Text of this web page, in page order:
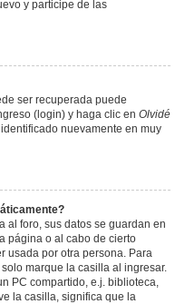
y participe de las
ser recuperada puede
(login) y haga clic en Olvidé
nuevamente en muy
al foro, sus datos se guardan en
página o al cabo de cierto
usada por otra persona. Para
marque la casilla al ingresar.
PC compartido, e.j. biblioteca,
la casilla, significa que la